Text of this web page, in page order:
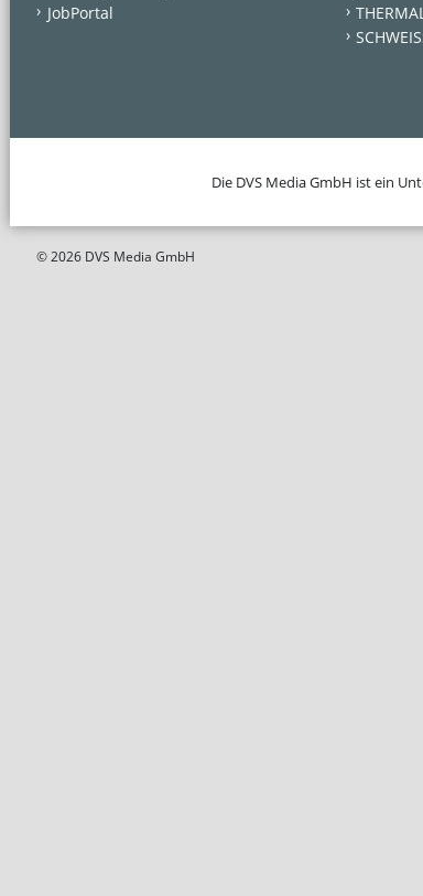
JobPortal
Die DVS Media GmbH ist ein
© 2026 DVS Media GmbH